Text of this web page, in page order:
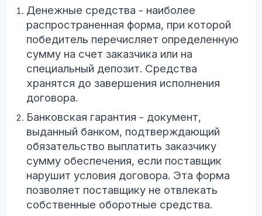
Денежные средства - наиболее
распространенная форма, при которой
победитель перечисляет определенную
сумму на счет заказчика или на
специальный депозит. Средства
хранятся до завершения исполнения
договора.
Банковская гарантия - документ,
выданный банком, подтверждающий
обязательство выплатить заказчику
сумму обеспечения, если поставщик
нарушит условия договора. Эта форма
позволяет поставщику не отвлекать
собственные оборотные средства.